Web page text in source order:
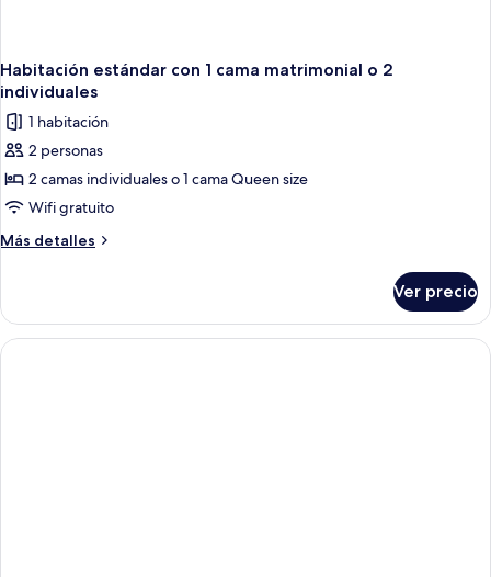
Habitación estándar con 1 cama matrimonial o 2
individuales
1 habitación
2 personas
2 camas individuales o 1 cama Queen size
Wifi gratuito
Más detalles
Más
estándar
con
1
Ver precio